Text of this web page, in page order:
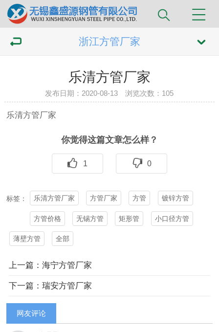
浙江方管厂家
乐清方管厂家
发布日期：2020-08-13 浏览次数： 105
乐清方管厂家
你觉得这篇文章怎么样？
1 0
标签： 乐清方管厂家 方管厂家 方管 镀锌方管
方管价格 无锡方管 矩形管 小口径方管
薄壁方管 全部
上一篇：海宁方管厂家
下一篇：瑞安方管厂家
网友评论